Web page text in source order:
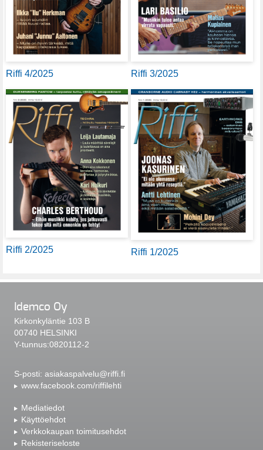
Riffi 4/2025 Riffi 3/2025
Riffi 2/2025 Riffi 1/2025
Idemco Oy
Kirkonkyläntie 103 B
00740 HELSINKI
Y-tunnus:0820112-2
S-posti: asiakaspalvelu@riffi.fi
www.facebook.com/riffilehti
Mediatiedot
Käyttöehdot
Verkkokaupan toimitusehdot
Rekisteriseloste